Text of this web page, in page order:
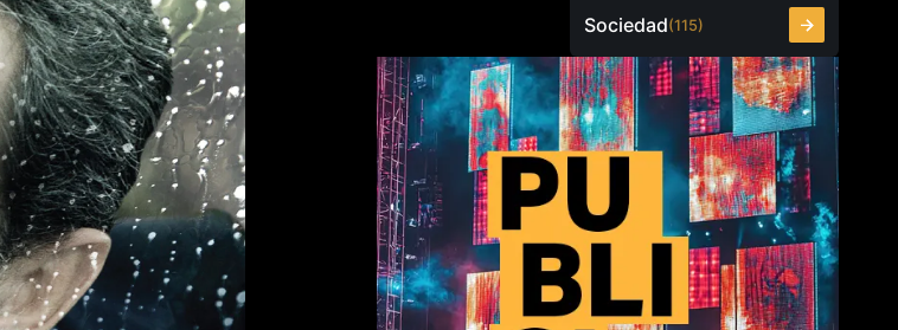
Sociedad(115)